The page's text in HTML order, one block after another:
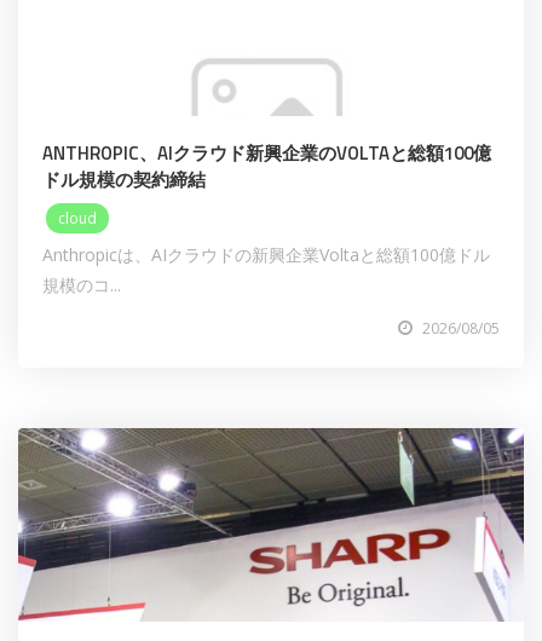
ANTHROPIC、AIクラウド新興企業のVOLTAと総額100億
ドル規模の契約締結
cloud
Anthropicは、AIクラウドの新興企業Voltaと総額100億ドル
規模のコ...
2026/08/05